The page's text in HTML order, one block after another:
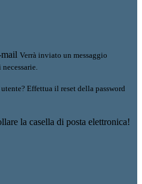
Verrà inviato un messaggio
Effettua il reset della password
la casella di posta elettronica!